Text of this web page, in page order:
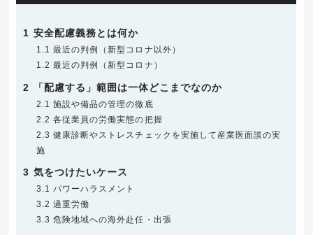
1 安全配慮義務とは何か
1.1 最近の判例（新型コロナ以外）
1.2 最近の判例（新型コロナ）
2 「配慮する」範囲は一体どこまでなのか
2.1 施設や備品の管理の徹底
2.2 各従業員の労働実態の把握
2.3 健康診断やストレスチェックを実施して産業医面談の実
施
3 気をつけたいケース
3.1 パワーハラスメント
3.2 過重労働
3.3 危険地域への海外赴任・出張